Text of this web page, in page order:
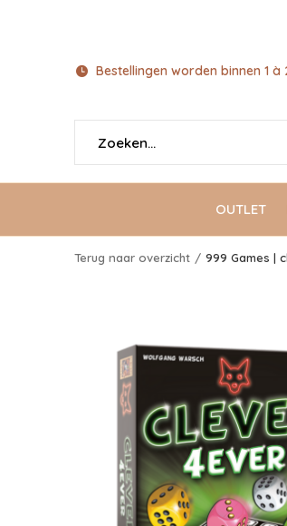
OUTLET
Bestellingen worden binnen 1
Terug naar overzicht 999 Games |